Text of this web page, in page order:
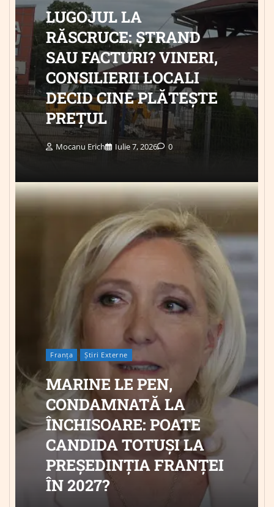
LUGOJUL LA
RĂSCRUCE: ȘTRAND
SAU FACTURI? VINERI,
CONSILIERII LOCALI
DECID CINE PLĂTEȘTE
PREȚUL
Mocanu Erich Iulie 7, 2026 0
Franța Știri Externe
MARINE LE PEN,
CONDAMNATĂ LA
ÎNCHISOARE: POATE
CANDIDA TOTUȘI LA
PREȘEDINȚIA FRANȚEI
ÎN 2027?